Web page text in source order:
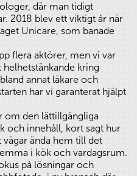
där man tidigt
2018 blev ett viktigt år när
Unicare, som banade
flera aktörer, men vi var
kring
annat läkare och
har vi garanterat hjälpt
om den lättillgängliga
och innehåll, kort sagt hur
ända hem till det
i kök och vardagsrum.
på lösningar och